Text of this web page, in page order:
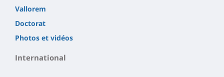
Vallorem
Doctorat
Photos et vidéos
International